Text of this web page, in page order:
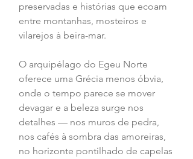
preservadas e histórias que ecoam
entre montanhas, mosteiros e
vilarejos à beira-mar.
O arquipélago do Egeu Norte
oferece uma Grécia menos óbvia,
onde o tempo parece se mover
devagar e a beleza surge nos
detalhes — nos muros de pedra,
nos cafés à sombra das amoreiras,
no horizonte pontilhado de capelas